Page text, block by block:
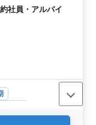
ご経験を活か
問い合わせお
い！
社員・アルバイ